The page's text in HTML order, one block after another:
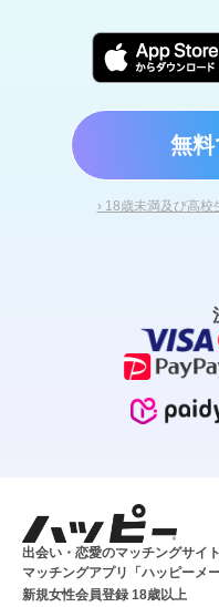
無料
› 18歳未満及び高
出会い・恋愛のマッチングサイ
マッチングアプリ「ハッピーメ
新規女性会員登録 18歳以上